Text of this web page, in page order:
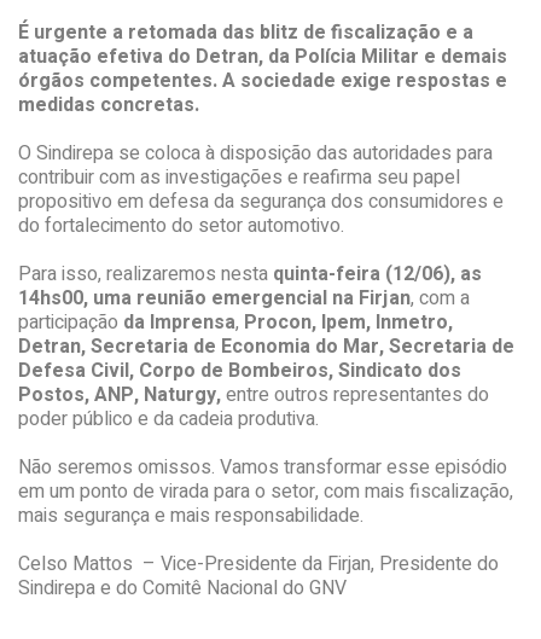
É urgente a retomada das blitz de fiscalização e a
atuação efetiva do Detran, da Polícia Militar e demais
órgãos competentes. A sociedade exige respostas e
medidas concretas.
O Sindirepa se coloca à disposição das autoridades para
contribuir com as investigações e reafirma seu papel
propositivo em defesa da segurança dos consumidores e
do fortalecimento do setor automotivo.
Para isso, realizaremos nesta quinta-feira (12/06), as
14hs00, uma reunião emergencial na Firjan, com a
participação da Imprensa, Procon, Ipem, Inmetro,
Detran, Secretaria de Economia do Mar, Secretaria de
Defesa Civil, Corpo de Bombeiros, Sindicato dos
Postos, ANP, Naturgy,entre outros representantes do
poder público e da cadeia produtiva.
Não seremos omissos. Vamos transformar esse episódio
em um ponto de virada para o setor, com mais fiscalização,
mais segurança e mais responsabilidade.
Celso Mattos – Vice-Presidente da Firjan, Presidente do
Sindirepa e do Comitê Nacional do GNV